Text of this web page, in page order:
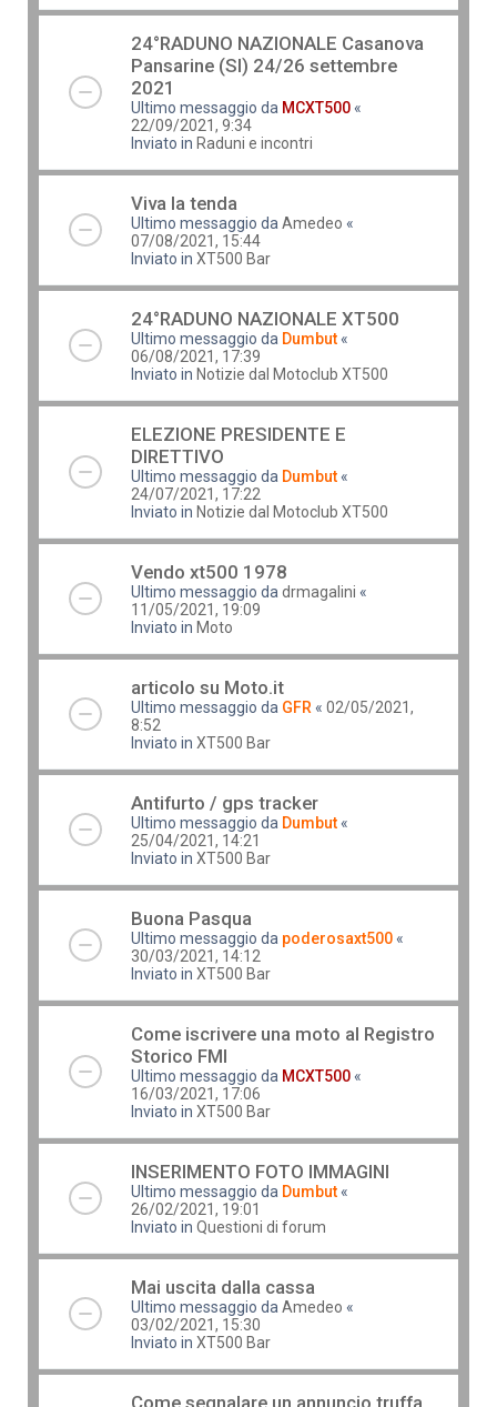
24°RADUNO NAZIONALE Casanova
Pansarine (SI) 24/26 settembre
2021
Ultimo messaggio da MCXT500 «
22/09/2021, 9:34
Inviato in Raduni e incontri
Viva la tenda
Ultimo messaggio daAmedeo «
07/08/2021, 15:44
Inviato in XT500 Bar
24°RADUNO NAZIONALE XT500
Ultimo messaggio da Dumbut «
06/08/2021, 17:39
Inviato in Notizie dal Motoclub XT500
ELEZIONE PRESIDENTE E
DIRETTIVO
Ultimo messaggio da Dumbut «
24/07/2021, 17:22
Inviato in Notizie dal Motoclub XT500
Vendo xt500 1978
Ultimo messaggio dadrmagalini «
11/05/2021, 19:09
Inviato in Moto
articolo su Moto.it
Ultimo messaggio da GFR « 02/05/2021,
8:52
Inviato in XT500 Bar
Antifurto / gps tracker
Ultimo messaggio da Dumbut «
25/04/2021, 14:21
Inviato in XT500 Bar
Buona Pasqua
Ultimo messaggio da poderosaxt500 «
30/03/2021, 14:12
Inviato in XT500 Bar
Come iscrivere una moto al Registro
Storico FMI
Ultimo messaggio da MCXT500 «
16/03/2021, 17:06
Inviato in XT500 Bar
INSERIMENTO FOTO IMMAGINI
Ultimo messaggio da Dumbut «
26/02/2021, 19:01
Inviato in Questioni di forum
Mai uscita dalla cassa
Ultimo messaggio daAmedeo «
03/02/2021, 15:30
Inviato in XT500 Bar